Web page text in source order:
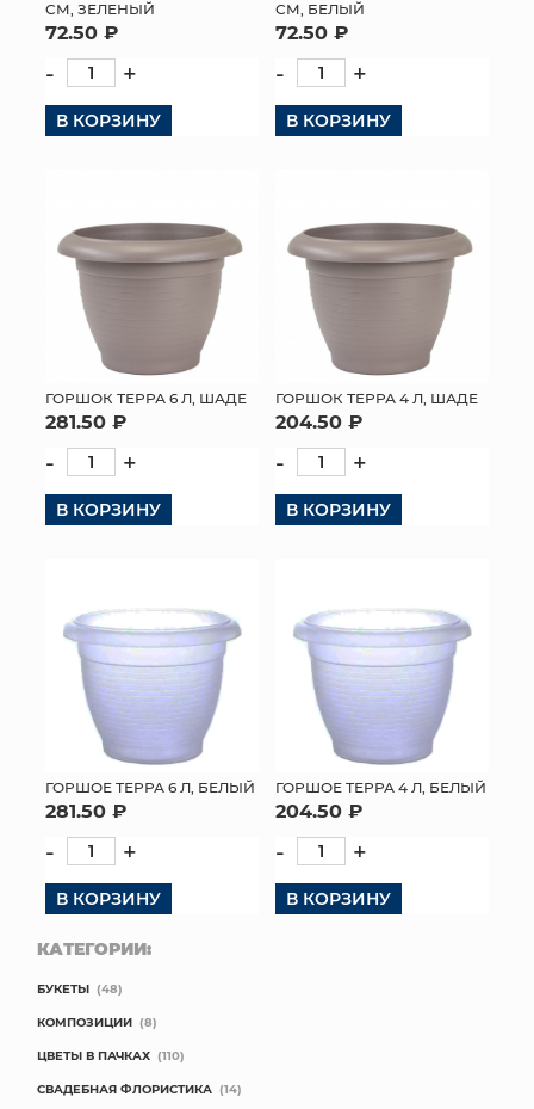
СМ, ЗЕЛЕНЫЙ
72.50 ₽
- +
В КОРЗИНУ
СМ, БЕЛЫЙ
72.50 ₽
- +
В КОРЗИНУ
ГОРШОК ТЕРРА 6 Л, ШАДЕ
281.50 ₽
- +
В КОРЗИНУ
ГОРШОК ТЕРРА 4 Л, ШАДЕ
204.50 ₽
- +
В КОРЗИНУ
ГОРШОЕ ТЕРРА 6 Л, БЕЛЫЙ
281.50 ₽
- +
В КОРЗИНУ
ГОРШОЕ ТЕРРА 4 Л, БЕЛЫЙ
204.50 ₽
- +
В КОРЗИНУ
КАТЕГОРИИ:
БУКЕТЫ (48)
КОМПОЗИЦИИ (8)
ЦВЕТЫ В ПАЧКАХ (110)
СВАДЕБНАЯ ФЛОРИСТИКА (14)